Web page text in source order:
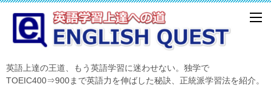
英語上達の王道、もう英語学習に迷わせない。独学で
TOEIC400⇒900まで英語力を伸ばした秘訣、正統派学習法を紹介。